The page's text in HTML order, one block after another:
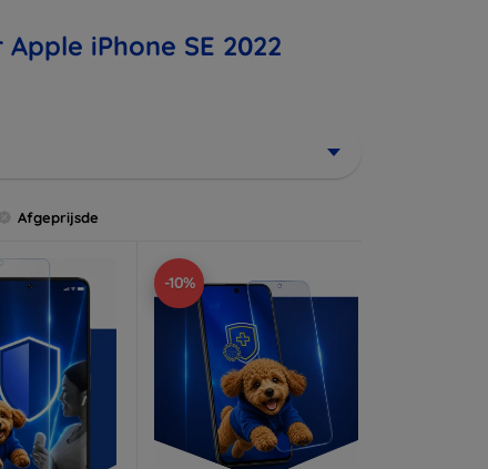
iPhone SE 2022
Afgeprijsde
-10%